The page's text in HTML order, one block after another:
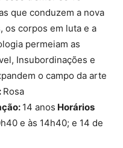
que conduzem a nova
os corpos em luta e a
permeiam as
Insubordinações e
o campo da arte
Rosa
14 anos Horários
e às 14h40; e 14 de